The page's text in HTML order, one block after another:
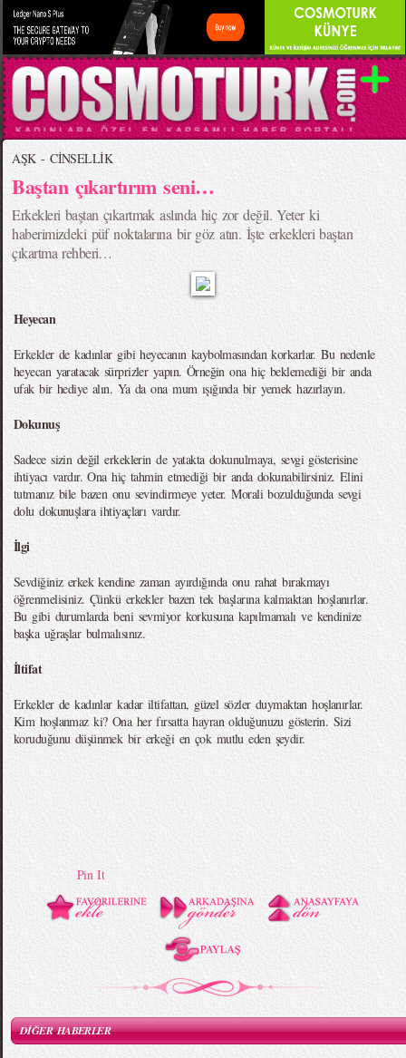
AŞK - CİNSELLİK
Baştan çıkartırım seni…
Erkekleri baştan çıkartmak aslında hiç zor değil. Yeter ki
haberimizdeki püf noktalarına bir göz atın. İşte erkekleri baştan
çıkartma rehberi…
Heyecan
Erkekler de kadınlar gibi heyecanın kaybolmasından korkarlar. Bu nedenle
heyecan yaratacak sürprizler yapın. Örneğin ona hiç beklemediği bir anda
ufak bir hediye alın. Ya da ona mum ışığında bir yemek hazırlayın.
Dokunuş
Sadece sizin değil erkeklerin de yatakta dokunulmaya, sevgi gösterisine
ihtiyacı vardır. Ona hiç tahmin etmediği bir anda dokunabilirsiniz. Elini
tutmanız bile bazen onu sevindirmeye yeter. Morali bozulduğunda sevgi
dolu dokunuşlara ihtiyaçları vardır.
İlgi
Sevdiğiniz erkek kendine zaman ayırdığında onu rahat bırakmayı
öğrenmelisiniz. Çünkü erkekler bazen tek başlarına kalmaktan hoşlanırlar.
Bu gibi durumlarda beni sevmiyor korkusuna kapılmamalı ve kendinize
başka uğraşlar bulmalısınız.
İltifat
Erkekler de kadınlar kadar iltifattan, güzel sözler duymaktan hoşlanırlar.
Kim hoşlanmaz ki? Ona her fırsatta hayran olduğunuzu gösterin. Sizi
koruduğunu düşünmek bir erkeği en çok mutlu eden şeydir.
Pin It
DİĞER HABERLER